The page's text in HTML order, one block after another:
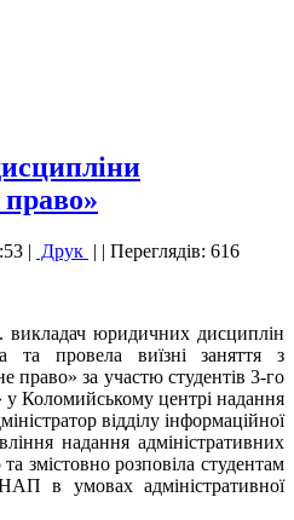
право»
| Друк | | Переглядів: 616
викладач юридичних дисциплін
та провела виїзні заняття з
право» за участю студентів 3-го
у Коломийському центрі надання
відділу інформаційної
надання адміністративних
змістовно розповіла студентам
в умовах адміністративної